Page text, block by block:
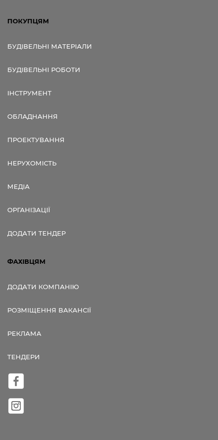
ПОКУПЦЯМ
БУДІВЕЛЬНІ МАТЕРІАЛИ
БУДІВЕЛЬНІ РОБОТИ
ІНСТРУМЕНТ
ОБЛАДНАННЯ
ПРОЕКТУВАННЯ
НЕРУХОМІСТЬ
МЕДІА
ОРГАНІЗАЦІЇ
ДОДАТИ ТЕНДЕР
ФАХІВЦЯМ
ДОДАТИ КОМПАНІЮ
РОЗМІЩЕННЯ ВАКАНСІЇ
РЕКЛАМА
ТЕНДЕРИ